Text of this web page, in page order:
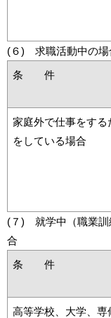
(６) 求職活動中の場
条 件
家庭外で仕事をする
をしている場合
(７) 就学中（職業訓
合
条 件
高等学校、大学、